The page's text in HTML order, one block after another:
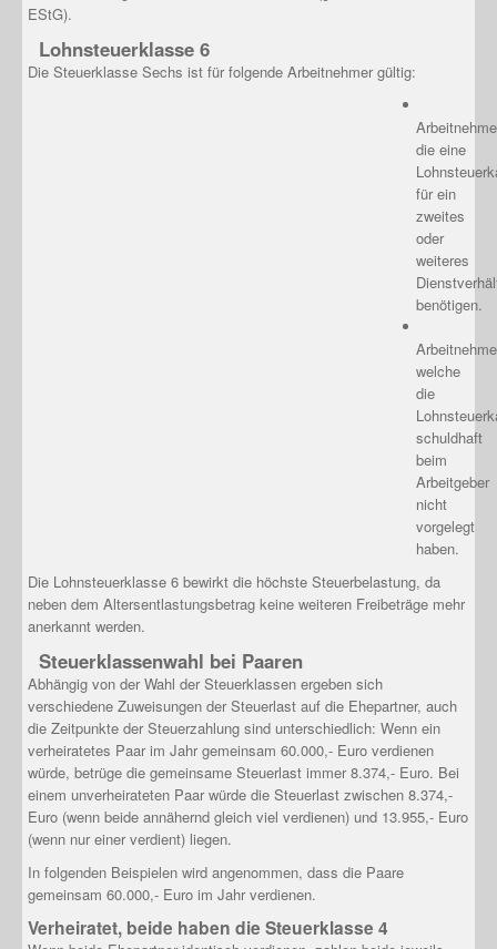
EStG).
Lohnsteuerklasse 6
Die Steuerklasse Sechs ist für folgende Arbeitnehmer gültig:
die eine
für ein
zweites
oder
weiteres
benötigen.
welche
die
schuldhaft
beim
Arbeitgeber
nicht
vorgelegt
haben.
Die Lohnsteuerklasse 6 bewirkt die höchste Steuerbelastung, da
neben dem Altersentlastungsbetrag keine weiteren Freibeträge mehr
anerkannt werden.
Steuerklassenwahl bei Paaren
Abhängig von der Wahl der Steuerklassen ergeben sich
verschiedene Zuweisungen der Steuerlast auf die Ehepartner, auch
die Zeitpunkte der Steuerzahlung sind unterschiedlich: Wenn ein
verheiratetes Paar im Jahr gemeinsam 60.000,- Euro verdienen
würde, betrüge die gemeinsame Steuerlast immer 8.374,- Euro. Bei
einem unverheirateten Paar würde die Steuerlast zwischen 8.374,-
Euro (wenn beide annähernd gleich viel verdienen) und 13.955,- Euro
(wenn nur einer verdient) liegen.
In folgenden Beispielen wird angenommen, dass die Paare
gemeinsam 60.000,- Euro im Jahr verdienen.
Verheiratet, beide haben die Steuerklasse 4